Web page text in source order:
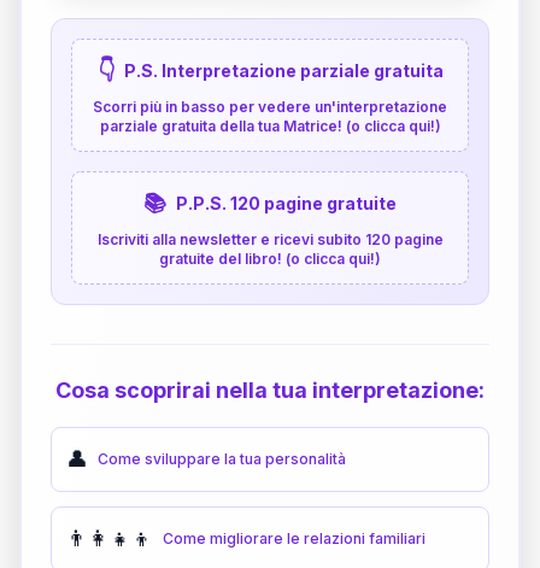
👇 P.S. Interpretazione parziale gratuita
Scorri più in basso per vedere un'interpretazione
parziale gratuita della tua Matrice! (o clicca qui!)
📚 P.P.S. 120 pagine gratuite
Iscriviti alla newsletter e ricevi subito 120 pagine
gratuite del libro! (o clicca qui!)
Cosa scoprirai nella tua interpretazione:
👤 Come sviluppare la tua personalità
👨‍👩‍👧‍👦 Come migliorare le relazioni familiari